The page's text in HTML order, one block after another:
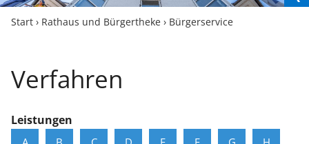
Start › Rathaus und Bürgertheke › Bürgerservice
Verfahren
Leistungen